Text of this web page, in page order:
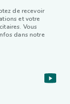
de recevoir
et votre
Vous
dans notre